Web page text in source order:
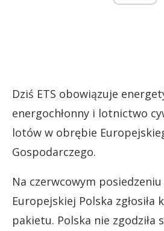
Dziś ETS obowiązuje
energochłonny i lotnictwo
lotów w obrębie
Gospodarczego.
Na czerwcowym posiedzeniu
Europejskiej Polska zgłosiła
pakietu. Polska nie zgodziła